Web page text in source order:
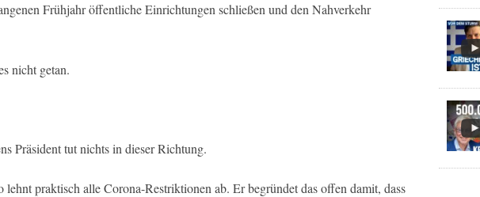
Frühjahr öffentliche Einrichtungen schließen und den Nahverkehr
nicht getan.
Präsident tut nichts in dieser Richtung.
lehnt praktisch alle Corona-Restriktionen ab. Er begründet das offen damit, dass